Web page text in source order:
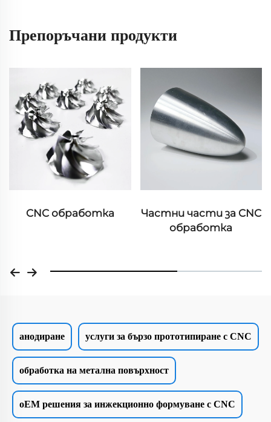
Препоръчани продукти
CNC обработка
Частни части за CNC
обработка
анодиране услуги за бързо прототипиране с CNC
обработка на метална повърхност
oEM решения за инжекционно формуване с CNC